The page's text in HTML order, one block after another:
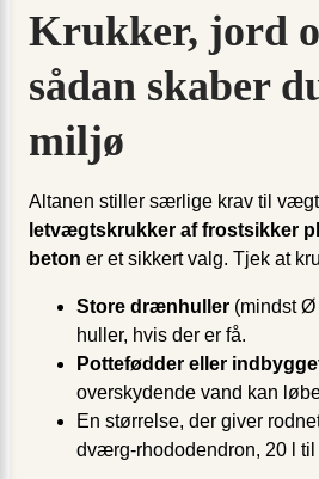
Krukker, jord
sådan skaber
miljø
Altanen stiller særlige krav til
letvægtskrukker af frost­sikker
beton er et sikkert valg. Tjek at
Store drænhuller (mindst Ø
huller, hvis der er få.
Pottefødder eller
overskydende vand kan
En størrelse, der giver
dværg-rhododendron, 20 l